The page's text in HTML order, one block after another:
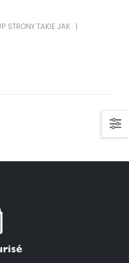
STRONY TAKIE JAK